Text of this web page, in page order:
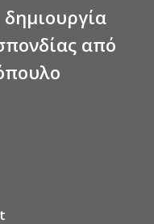
δημιουργία
από